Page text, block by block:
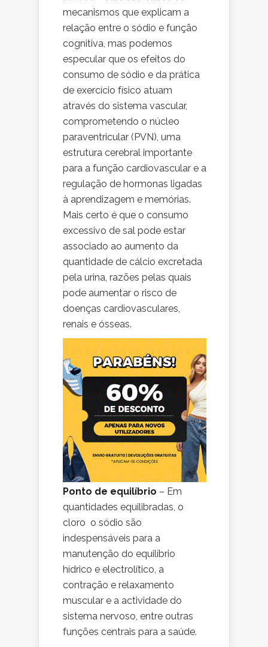
mecanismos que explicam a
relação entre o sódio e função
cognitiva, mas podemos
especular que os efeitos do
consumo de sódio e da prática
de exercício físico atuam
através do sistema vascular,
comprometendo o núcleo
paraventricular (PVN), uma
estrutura cerebral importante
para a função cardiovascular e a
regulação de hormonas ligadas
à aprendizagem e memórias.
Mais certo é que o consumo
excessivo de sal pode estar
associado ao aumento da
quantidade de cálcio excretada
pela urina, razões pelas quais
pode aumentar o risco de
doenças cardiovasculares,
renais e ósseas.
Ponto de equilíbrio – Em
quantidades equilibradas, o
cloro o sódio são
indespensáveis para a
manutenção do equilíbrio
hídrico e electrolítico, a
contração e relaxamento
muscular e a actividade do
sistema nervoso, entre outras
funções centrais para a saúde.